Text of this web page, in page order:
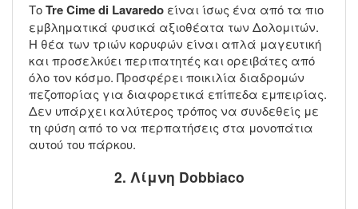
ΤοTre Cime di Lavaredo είναι ίσως ένα από τα πιο
εμβληματικά φυσικά αξιοθέατα των Δολομιτών.
Η θέα των τριών κορυφών είναι απλά μαγευτική
και προσελκύει περιπατητές και ορειβάτες από
όλο τον κόσμο. Προσφέρει ποικιλία διαδρομών
πεζοπορίας για διαφορετικά επίπεδα εμπειρίας.
Δεν υπάρχει καλύτερος τρόπος να συνδεθείς με
τη φύση από το να περπατήσεις στα μονοπάτια
αυτού του πάρκου.
2. Λίμνη Dobbiaco